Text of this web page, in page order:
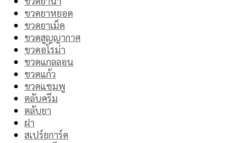
ขวดยาหยอด
ขวดยาเม็ด
ขวดสูญญากาศ
ขวดอโรม่า
ขวดแกลลอน
ขวดแก้ว
ขวดแชมพู
ตลับครีม
ตลับยา
ฝา
สเปร์ยการ์ด